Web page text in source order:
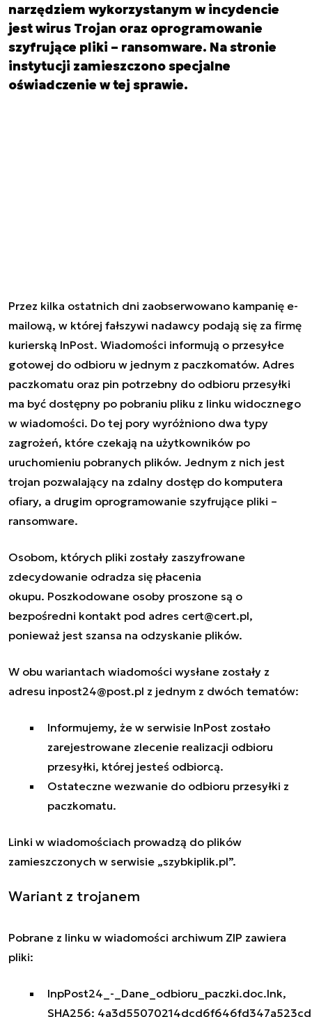
narzędziem wykorzystanym w incydencie
jest wirus Trojan oraz oprogramowanie
szyfrujące pliki – ransomware. Na stronie
instytucji zamieszczono specjalne
oświadczenie w tej sprawie.
Przez kilka ostatnich dni zaobserwowano kampanię e-
mailową, w której fałszywi nadawcy podają się za firmę
kurierską InPost. Wiadomości informują o przesyłce
gotowej do odbioru w jednym z paczkomatów. Adres
paczkomatu oraz pin potrzebny do odbioru przesyłki
ma być dostępny po pobraniu pliku z linku widocznego
w wiadomości. Do tej pory wyróżniono dwa typy
zagrożeń, które czekają na użytkowników po
uruchomieniu pobranych plików. Jednym z nich jest
trojan pozwalający na zdalny dostęp do komputera
ofiary, a drugim oprogramowanie szyfrujące pliki –
ransomware.
Osobom, których pliki zostały zaszyfrowane
zdecydowanie odradza się płacenia
okupu. Poszkodowane osoby proszone są o
bezpośredni kontakt pod adres cert@cert.pl,
ponieważ jest szansa na odzyskanie plików.
W obu wariantach wiadomości wysłane zostały z
adresu inpost24@post.pl z jednym z dwóch tematów:
Informujemy, że w serwisie InPost zostało
zarejestrowane zlecenie realizacji odbioru
przesyłki, której jesteś odbiorcą.
Ostateczne wezwanie do odbioru przesyłki z
paczkomatu.
Linki w wiadomościach prowadzą do plików
zamieszczonych w serwisie „szybkiplik.pl”.
Wariant z trojanem
Pobrane z linku w wiadomości archiwum ZIP zawiera
pliki:
InpPost24_-_Dane_odbioru_paczki.doc.lnk,
SHA256: